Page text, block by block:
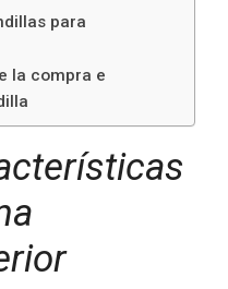
para
la compra e